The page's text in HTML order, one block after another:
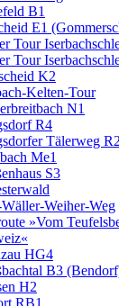
B1
E1
Tour
Tour
K2
Kelten-Tour
N1
R4
Tälerweg R2
Me1
S3
Weiher-Weg
»Vom
HG4
B3
H2
RB1